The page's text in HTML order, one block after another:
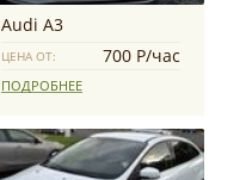
Audi A3
ЦЕНА ОТ: 700 Р/час
ПОДРОБНЕЕ